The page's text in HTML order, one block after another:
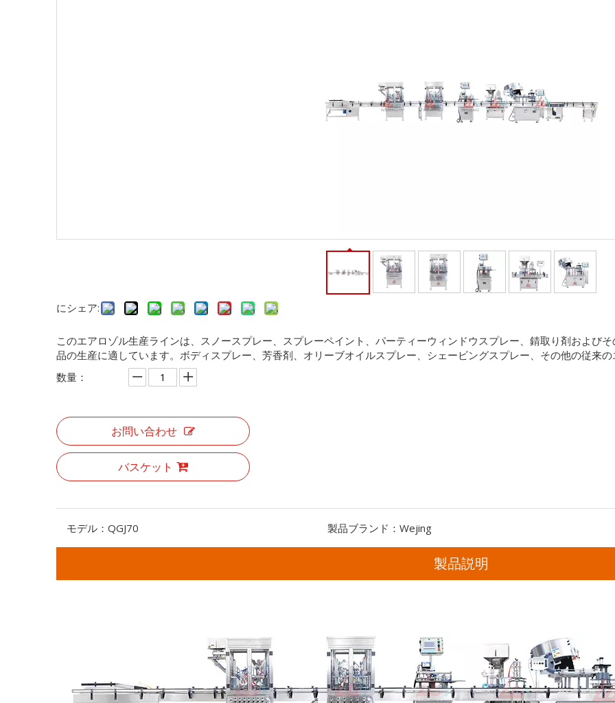
にシェア:
このエアロゾル生産ラインは、スノースプレー、スプレーペイント、パーティーウィンドウスプレー、錆取り剤および
品の生産に適しています。ボディスプレー、芳香剤、オリーブオイルスプレー、シェービングスプレー、その他の従来の
数量：
お問い合わせ
バスケット
モデル： QGJ70 製品ブランド： Wejing
製品説明